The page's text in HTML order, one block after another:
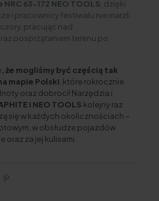
63-172 NEO TOOLS , dzięki
i pracownicy festiwalu nie marzli
pracując nad
posprzątaniem terenu po
że mogliśmy być częścią tak
mapie Polski , które rokrocznie
oraz dobroci! Narzędzia i
i NEO TOOLS kolejny raz
się w każdych okolicznościach –
w obsłudze pojazdów
oraz za jej kulisami.